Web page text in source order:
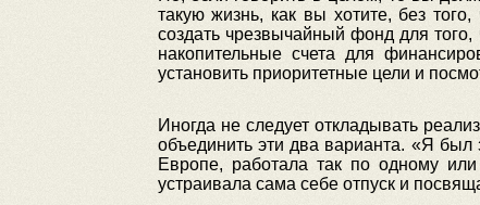
такую жизнь, как вы хотите, без
создать чрезвычайный фонд для
накопительные счета для
установить приоритетные цели и
Иногда не следует откладывать
объединить эти два варианта. «Я был
Европе, работала так по одному
устраивала сама себе отпуск и